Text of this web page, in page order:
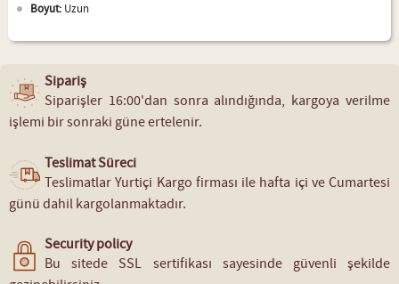
Boyut: Uzun
Sipariş
Siparişler 16:00'dan sonra alındığında, kargoya verilme
işlemi bir sonraki güne ertelenir.
Teslimat Süreci
Teslimatlar Yurtiçi Kargo firması ile hafta içi ve Cumartesi
günü dahil kargolanmaktadır.
Security policy
Bu sitede SSL sertifikası sayesinde güvenli şekilde